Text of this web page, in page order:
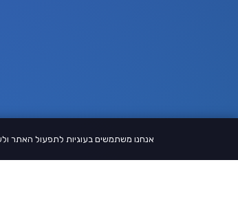
אנחנו משתמשים בעוגיות לתפעול האתר